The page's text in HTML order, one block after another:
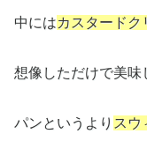
中にはカスタードク
想像しただけで美味
パンというより スウ